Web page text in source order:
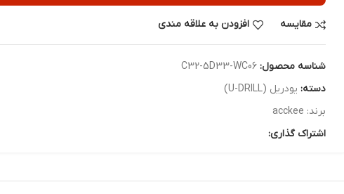
مقایسه افزودن به علاقه مندی
شناسه محصول:C32-5D33-WC06
دسته: یودریل (U-DRILL)
برند: acckee
اشتراک گذاری: